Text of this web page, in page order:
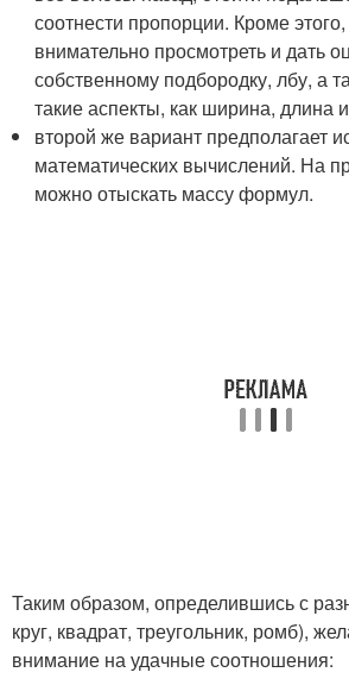
соотнести пропорции. Кроме
внимательно просмотреть и дать
собственному подбородку, лбу, а
такие аспекты, как ширина, длина
второй же вариант предполагает
математических вычислений. На
можно отыскать массу формул.
Таким образом, определившись с
круг, квадрат, треугольник, ромб),
внимание на удачные соотношения: